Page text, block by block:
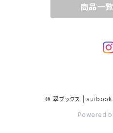
商品一
© 翠ブックス |
Powered